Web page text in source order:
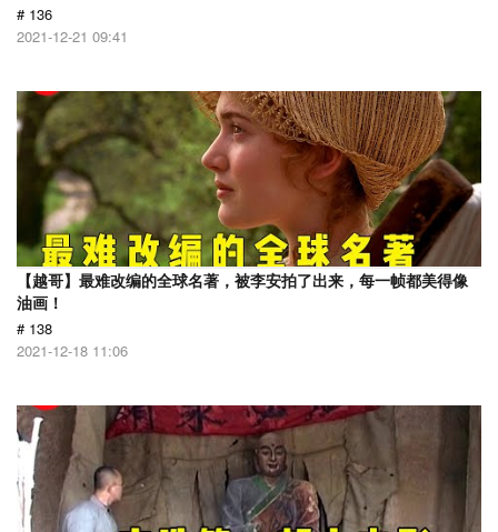
# 136
2021-12-21 09:41
【越哥】最难改编的全球名著，被李安拍了出来，每一帧都美得像
油画！
# 138
2021-12-18 11:06